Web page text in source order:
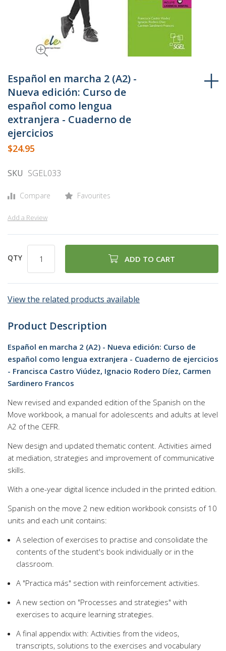
to
the
beginning
of
the
images
gallery
Español en marcha 2 (A2) -
Nueva edición: Curso de
español como lengua
extranjera - Cuaderno de
ejercicios
$24.95
SKU SGEL033
Compare Favourites
Add a Review
QTY ADD TO CART
View the related products available
Product Description
Español en marcha 2 (A2) - Nueva edición: Curso de
español como lengua extranjera - Cuaderno de ejercicios
- Francisca Castro Viúdez, Ignacio Rodero Díez, Carmen
Sardinero Francos
New revised and expanded edition of the Spanish on the
Move workbook, a manual for adolescents and adults at level
A2 of the CEFR.
New design and updated thematic content. Activities aimed
at mediation, strategies and improvement of communicative
skills.
With a one-year digital licence included in the printed edition.
Spanish on the move 2 new edition workbook consists of 10
units and each unit contains:
A selection of exercises to practise and consolidate the
contents of the student's book individually or in the
classroom.
A "Practica más" section with reinforcement activities.
A new section on "Processes and strategies" with
exercises to acquire learning strategies.
A final appendix with: Activities from the videos,
transcripts, solutions to the exercises and vocabulary